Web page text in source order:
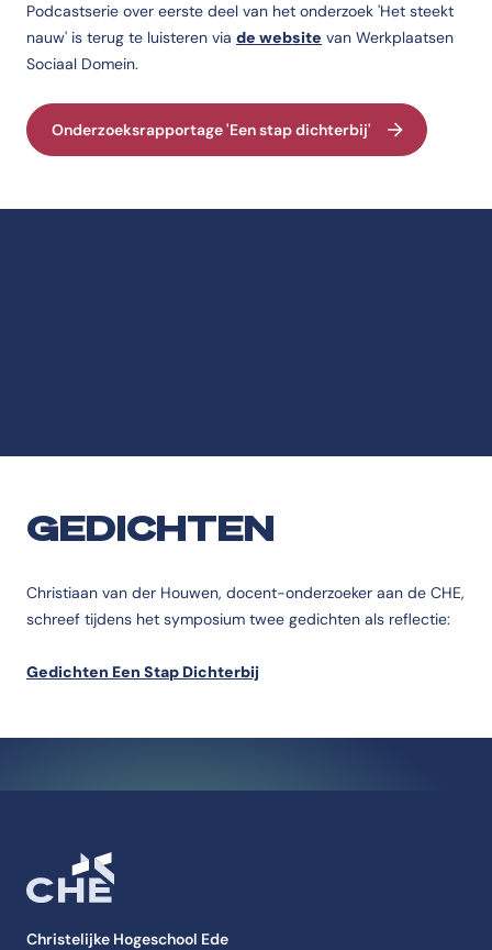
Podcastserie over eerste deel van het onderzoek 'Het steekt
nauw' is terug te luisteren via de website van Werkplaatsen
Sociaal Domein.
Onderzoeksrapportage 'Een stap dichterbij'
GEDICHTEN
Christiaan van der Houwen, docent-onderzoeker aan de CHE,
schreef tijdens het symposium twee gedichten als reflectie:
Gedichten Een Stap Dichterbij
Christelijke Hogeschool Ede